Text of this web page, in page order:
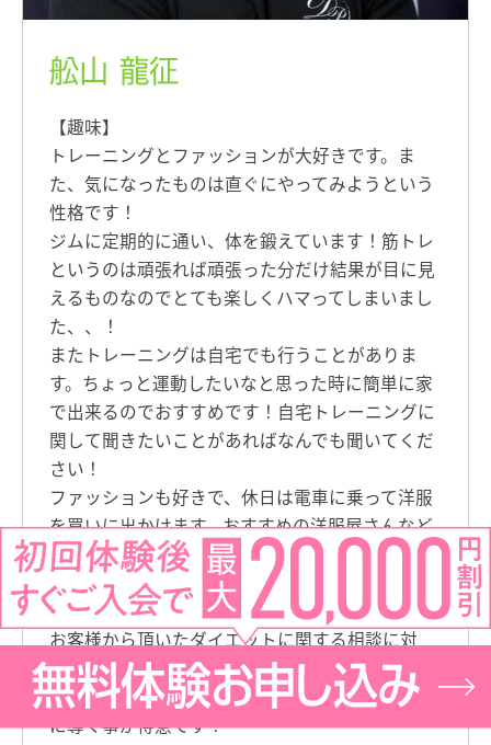
舩山 龍征
【趣味】
トレーニングとファッションが大好きです。ま
た、気になったものは直ぐにやってみようという
性格です！
ジムに定期的に通い、体を鍛えています！筋トレ
というのは頑張れば頑張った分だけ結果が目に見
えるものなのでとても楽しくハマってしまいまし
た、、！
またトレーニングは自宅でも行うことがありま
す。ちょっと運動したいなと思った時に簡単に家
で出来るのでおすすめです！自宅トレーニングに
関して聞きたいことがあればなんでも聞いてくだ
さい！
ファッションも好きで、休日は電車に乗って洋服
を買いに出かけます。おすすめの洋服屋さんなど
あればぜひ教えてください。
【特技】
お客様から頂いたダイエットに関する相談に対
し、これまで学んできたことや、自分自身が体験
してきた事を含めてお話しさせていただき、解決
に導く事が得意です！